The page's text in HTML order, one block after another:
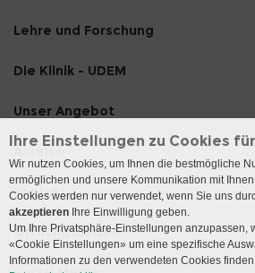
Lehre und Forschung
Die Klinik - UDEM
Unser Angebot
Anreise
Kontakt
Öffnungszeiten
Ihre Einstellungen zu Cookies
Wir nutzen Cookies, um Ihnen die bestmögliche
ermöglichen und unsere Kommunikation mit
Cookies werden nur verwendet, wenn Sie uns
akzeptieren Ihre Einwilligung geben.
Um Ihre Privatsphäre-Einstellungen anzupassen,
«Cookie Einstellungen» um eine spezifische
Informationen zu den verwendeten Cookies